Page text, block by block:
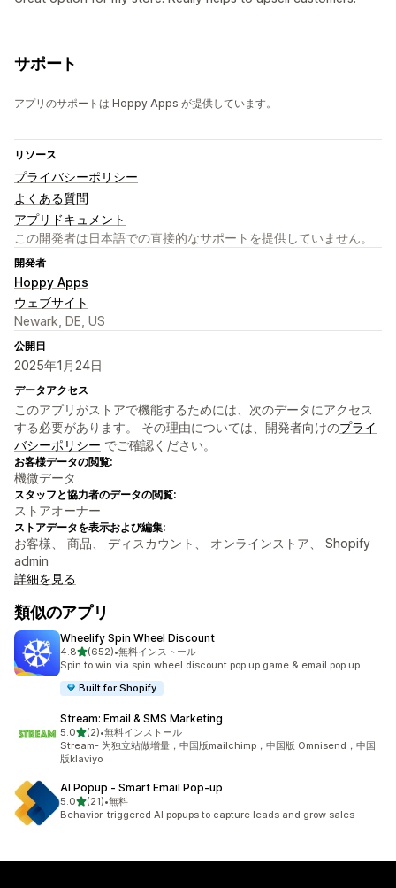
サポート
アプリのサポートは Hoppy Apps が提供しています。
リソース
プライバシーポリシー
よくある質問
アプリドキュメント
この開発者は日本語での直接的なサポートを提供していません。
開発者
Hoppy Apps
ウェブサイト
Newark, DE, US
公開日
2025年1月24日
データアクセス
このアプリがストアで機能するためには、次のデータにアクセス
する必要があります。 その理由については、開発者向けのプライ
バシーポリシー でご確認ください。
お客様データの閲覧:
機微データ
スタッフと協力者のデータの閲覧:
ストアオーナー
ストアデータを表示および編集:
お客様、 商品、 ディスカウント、 オンラインストア、 Shopify
admin
詳細を見る
類似のアプリ
Wheelify Spin Wheel Discount
4.85つ星中
(652)
合計レビュー数：652件
•無料インストール
Spin to win via spin wheel discount pop up game & email pop up
Built for Shopify
Stream: Email & SMS Marketing
5.05つ星中
(2)
合計レビュー数：2件
•無料インストール
Stream- 为独立站做增量，中国版mailchimp，中国版 Omnisend，中国
版klaviyo
AI Popup ‑ Smart Email Pop‑up
5.05つ星中
(21)
合計レビュー数：21件
•無料
Behavior-triggered AI popups to capture leads and grow sales